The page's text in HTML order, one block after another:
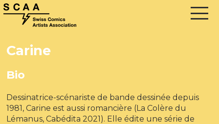
Carine
Bio
Dessinatrice-scénariste de bande dessinée depuis
1981, Carine est aussi romancière (La Colère du
Lémanus, Cabédita 2021). Elle édite une série de